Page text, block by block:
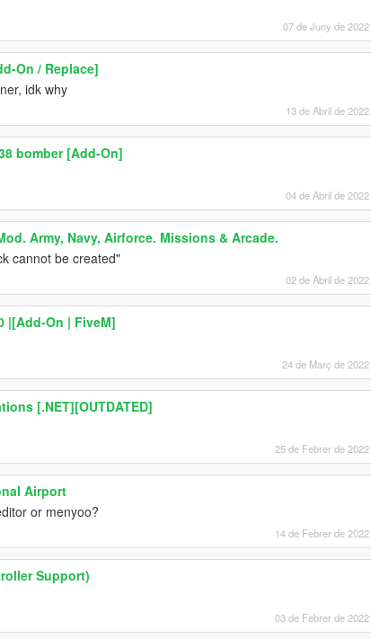
07 de Juny de 2022
On / Replace]
idk why
13 de Abril de 2022
bomber [Add-On]
04 de Abril de 2022
Army, Navy, Airforce. Missions & Arcade.
cannot be created"
02 de Abril de 2022
|[Add-On | FiveM]
24 de Març de 2022
[.NET][OUTDATED]
25 de Febrer de 2022
Airport
or menyoo?
14 de Febrer de 2022
Support)
03 de Febrer de 2022